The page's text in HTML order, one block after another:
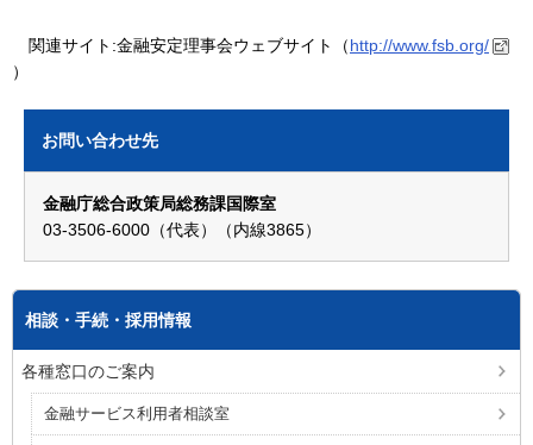
関連サイト:金融安定理事会ウェブサイト（http://www.fsb.org/
）
お問い合わせ先
金融庁総合政策局総務課国際室
03-3506-6000（代表）（内線3865）
相談・手続・採用情報
各種窓口のご案内
金融サービス利用者相談室